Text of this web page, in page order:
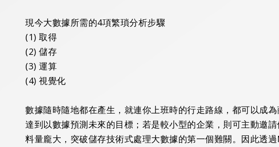
現今大數據所需的4項繁瑣分析步驟
(1) 取得
(2) 儲存
(3) 運算
(4) 視覺化
數據隨時隨地都在產生，就連你上班時的行走路線，都可以成
達到以數據預測未來的目標；若是較小型的企業，則可主動邀
料量龐大，突破儲存技術式處理大數據的第一個難關。因此